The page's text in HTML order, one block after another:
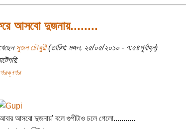
আসবো দুজনায়........
সুজন চৌধুরী(তারিখ: মঙ্গল, ২৫/০৫/২০১০ - ৭:৫৪পূর্বাহ্ন)
আসবো দুজনায়' বলে গুপীটাও চলে গেলো...........